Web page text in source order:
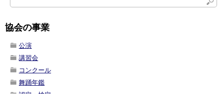
協会の事業
公演
講習会
コンクール
舞踊年鑑